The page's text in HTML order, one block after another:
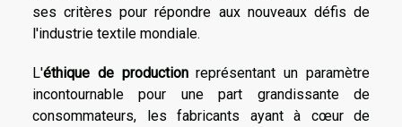
ses critères pour répondre aux nouveaux défis de
l'industrie textile mondiale.
L'éthique de productionreprésentant un paramètre
incontournable pour une part grandissante de
consommateurs, les fabricants ayant à cœur de